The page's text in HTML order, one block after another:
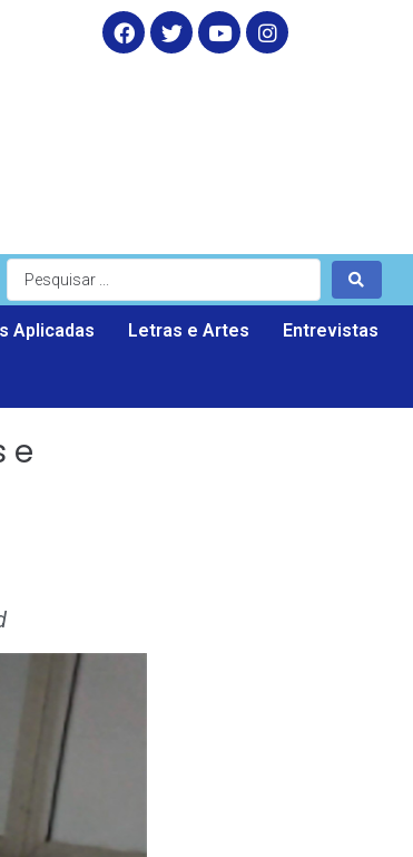
Aplicadas Letras e Artes Entrevistas
e